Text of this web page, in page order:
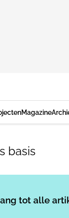
Magazine
basis
tot alle